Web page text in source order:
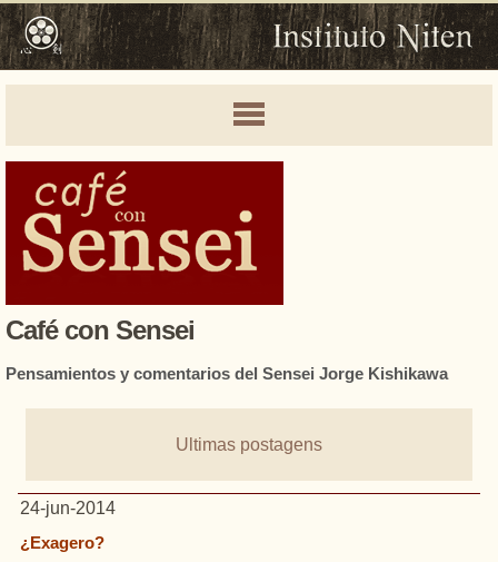
Café con Sensei
Pensamientos y comentarios del Sensei Jorge Kishikawa
Ultimas postagens
24-jun-2014
¿Exagero?